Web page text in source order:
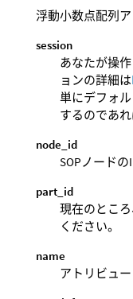
浮動小数点配列
session
あなたが操
ョンの詳細は
単にデフォ
するのであれ
node_id
SOPノードの
part_id
現在のとこ
ください。
name
アトリビュー